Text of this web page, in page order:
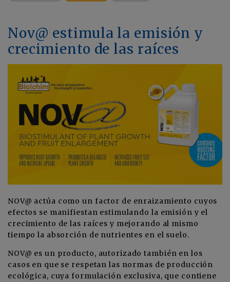
Nov@ estimula la emisión y
crecimiento de las raíces
NOV@ actúa como un factor de enraizamiento cuyos
efectos se manifiestan estimulando la emisión y el
crecimiento de las raíces y mejorando al mismo
tiempo la absorción de nutrientes en el suelo.
NOV@ es un producto, autorizado también en los
casos en que se respetan las normas de producción
ecológica, cuya formulación exclusiva, que contiene